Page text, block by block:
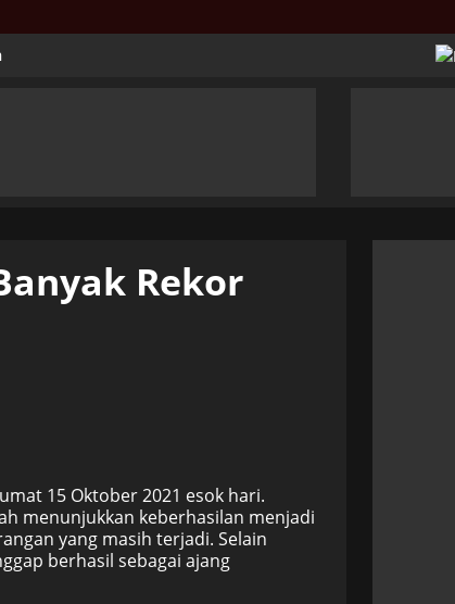
Rekor
15 Oktober 2021 esok hari.
menunjukkan keberhasilan menjadi
yang masih terjadi. Selain
berhasil sebagai ajang